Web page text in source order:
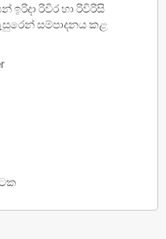
රිවිර හා රිවිරිසි
සම්පාදනය කළ